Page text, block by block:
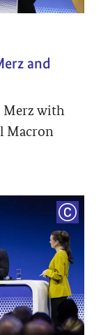
and
Merz with
Macron